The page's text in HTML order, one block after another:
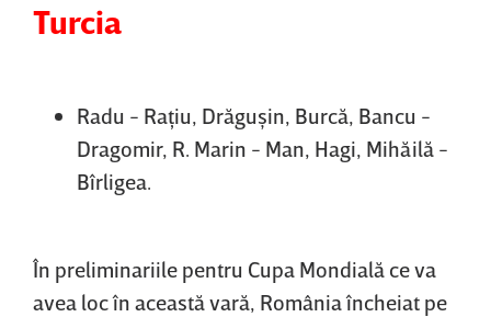
Turcia
Radu - Raţiu, Drăguşin, Burcă, Bancu -
Dragomir, R. Marin - Man, Hagi, Mihăilă -
Bîrligea.
În preliminariile pentru Cupa Mondială ce va
avea loc în această vară, România încheiat pe